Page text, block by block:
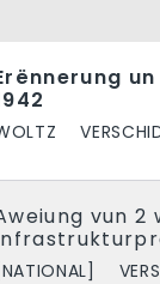
vun 2